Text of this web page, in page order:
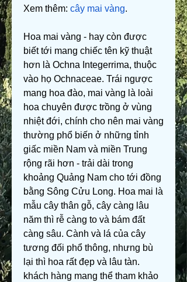
Xem thêm: cây mai vàng.
Hoa mai vàng - hay còn được
biết tới mang chiếc tên kỹ thuật
hơn là Ochna Integerrima, thuộc
vào họ Ochnaceae. Trái ngược
mang hoa đào, mai vàng là loài
hoa chuyên được trồng ở vùng
nhiệt đới, chính cho nên mai vàng
thường phổ biến ở những tỉnh
giấc miền Nam và miền Trung
rộng rãi hơn - trải dài trong
khoảng Quảng Nam cho tới đồng
bằng Sông Cửu Long. Hoa mai là
mẫu cây thân gỗ, cây càng lâu
năm thì rễ càng to và bám đất
càng sâu. Cành và lá của cây
tương đối phổ thông, nhưng bù
lại thì hoa rất đẹp và lâu tàn.
khách hàng mang thể tham khảo